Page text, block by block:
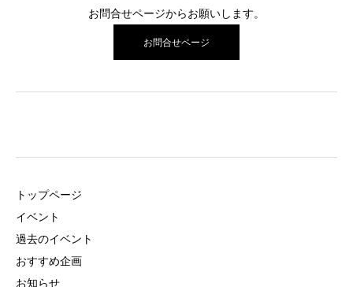
お問合せページからお願いします。
お問合せページ
トップページ
イベント
過去のイベント
おすすめ企画
お知らせ